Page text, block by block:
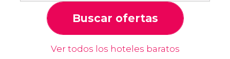
Buscar ofertas
Ver todos los hoteles baratos